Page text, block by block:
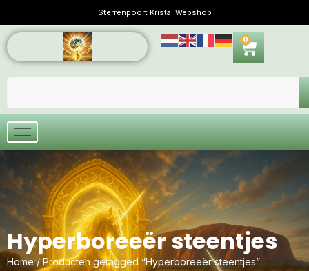
Sterrenpoort Kristal Webshop
0
Hyperboreeër steentjes
Home/ Producten getagged “Hyperboreeër steentjes”